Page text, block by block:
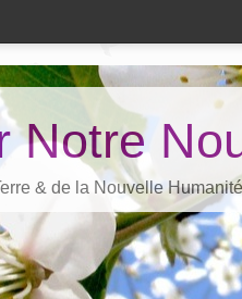
Notre
& de la Nouvelle Humanité